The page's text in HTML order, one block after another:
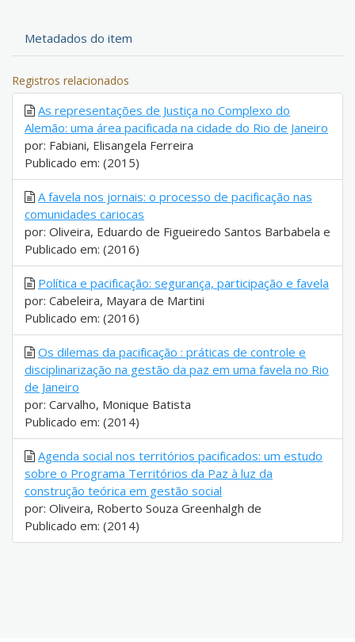
Metadados do item
Registros relacionados
As representações de Justiça no Complexo do
Alemão: uma área pacificada na cidade do Rio de Janeiro
por: Fabiani, Elisangela Ferreira
Publicado em: (2015)
A favela nos jornais: o processo de pacificação nas
comunidades cariocas
por: Oliveira, Eduardo de Figueiredo Santos Barbabela e
Publicado em: (2016)
Política e pacificação: segurança, participação e favela
por: Cabeleira, Mayara de Martini
Publicado em: (2016)
Os dilemas da pacificação : práticas de controle e
disciplinarização na gestão da paz em uma favela no Rio
de Janeiro
por: Carvalho, Monique Batista
Publicado em: (2014)
Agenda social nos territórios pacificados: um estudo
sobre o Programa Territórios da Paz à luz da
construção teórica em gestão social
por: Oliveira, Roberto Souza Greenhalgh de
Publicado em: (2014)